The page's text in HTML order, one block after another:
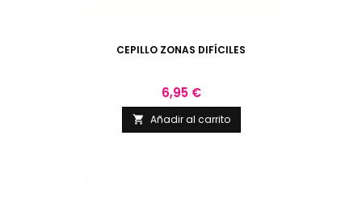
CEPILLO ZONAS DIFÍCILES
Precio
6,95 €
 Añadir al carrito